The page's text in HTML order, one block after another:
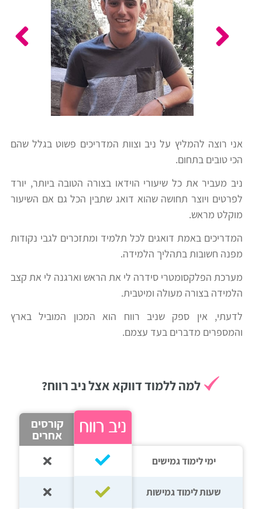
לתלמידים
מידע
כללי
קורסי
פסיכומטרי
תלמידים
ממליצים
לצה"ל
ביניים
הכנה
למבחני
לעבודה
ניב
חיפוש
אני רוצה להמליץ על ניב וצוות המדריכים פשוט בגלל שהם
הכי טובים בתחום.
ניב מעביר את כל שיעורי הוידאו בצורה הטובה ביותר, יורד
לפרטים ויוצר תחושה שהוא דואג שתבין הכל גם אם השיעור
מוקלט מראש.
המדריכים באמת דואגים לכל תלמיד ומתזכרים לגבי נקודות
מפנה חשובות בתהליך הלמידה.
מערכת הפלקסומטרי סידרה לי את הראש וארגנה לי את קצב
הלמידה בצורה מעולה ומיטבית.
לדעתי, אין ספק שניב רווח הוא המכון המוביל בארץ
והמספרים מדברים בעד עצמם.
למה ללמוד דווקא אצל ניב רווח?
ימי לימוד גמישים
שעות לימוד גמישות
קורסים
אחרים